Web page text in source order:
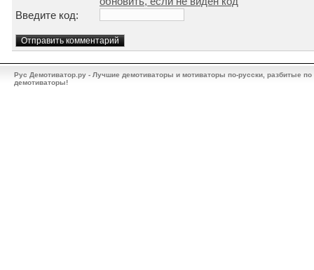
Введите код:
Рус Демотиватор.ру - Лучшие демотиваторы и мотиваторы по-русски, разбитые
демотиваторы!